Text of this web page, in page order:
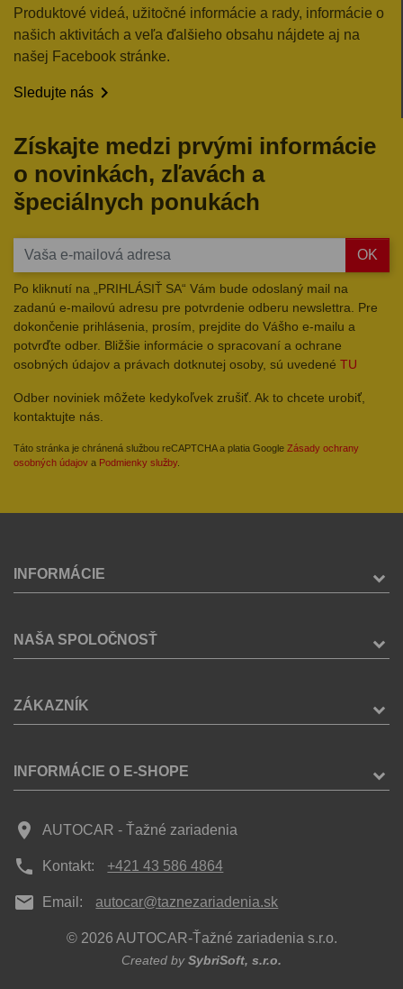
Produktové videá, užitočné informácie a rady, informácie o
našich aktivitách a veľa ďalšieho obsahu nájdete aj na
našej Facebook stránke.
Sledujte nás 
Získajte medzi prvými informácie
o novinkách, zľavách a
špeciálnych ponukách
OK
Po kliknutí na „PRIHLÁSIŤ SA“ Vám bude odoslaný mail na
zadanú e-mailovú adresu pre potvrdenie odberu newslettra. Pre
dokončenie prihlásenia, prosím, prejdite do Vášho e-mailu a
potvrďte odber. Bližšie informácie o spracovaní a ochrane
osobných údajov a právach dotknutej osoby, sú uvedené TU
Odber noviniek môžete kedykoľvek zrušiť. Ak to chcete urobiť,
kontaktujte nás.
Táto stránka je chránená službou reCAPTCHA a platia Google Zásady ochrany
osobných údajov a Podmienky služby.
INFORMÁCIE
NAŠA SPOLOČNOSŤ
ZÁKAZNÍK
INFORMÁCIE O E-SHOPE
place AUTOCAR - Ťažné zariadenia
phone Kontakt: +421 43 586 4864
mail Email: autocar@taznezariadenia.sk
© 2026 AUTOCAR-Ťažné zariadenia s.r.o.
Created bySybriSoft, s.r.o.